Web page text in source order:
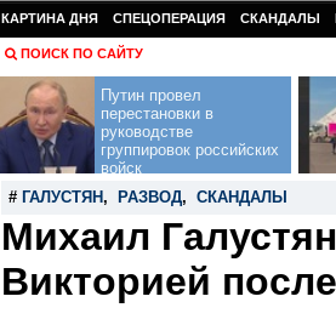
КАРТИНА ДНЯ СПЕЦОПЕРАЦИЯ СКАНДАЛЫ
ПОИСК ПО САЙТУ
Путин провел
перестановки в
руководстве
группировок российских
войск
# ГАЛУСТЯН , РАЗВОД, СКАНДАЛЫ
Михаил
Викторией